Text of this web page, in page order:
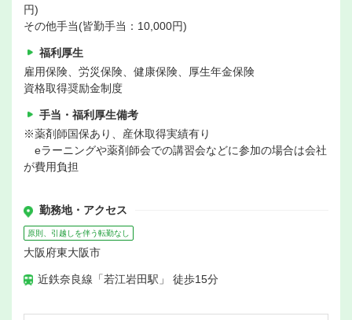
円)
その他手当(皆勤手当：10,000円)
福利厚生
雇用保険、労災保険、健康保険、厚生年金保険
資格取得奨励金制度
手当・福利厚生備考
※薬剤師国保あり、産休取得実績有り
eラーニングや薬剤師会での講習会などに参加の場合は会社
が費用負担
勤務地・アクセス
原則、引越しを伴う転勤なし
大阪府東大阪市
近鉄奈良線「若江岩田駅」 徒歩15分